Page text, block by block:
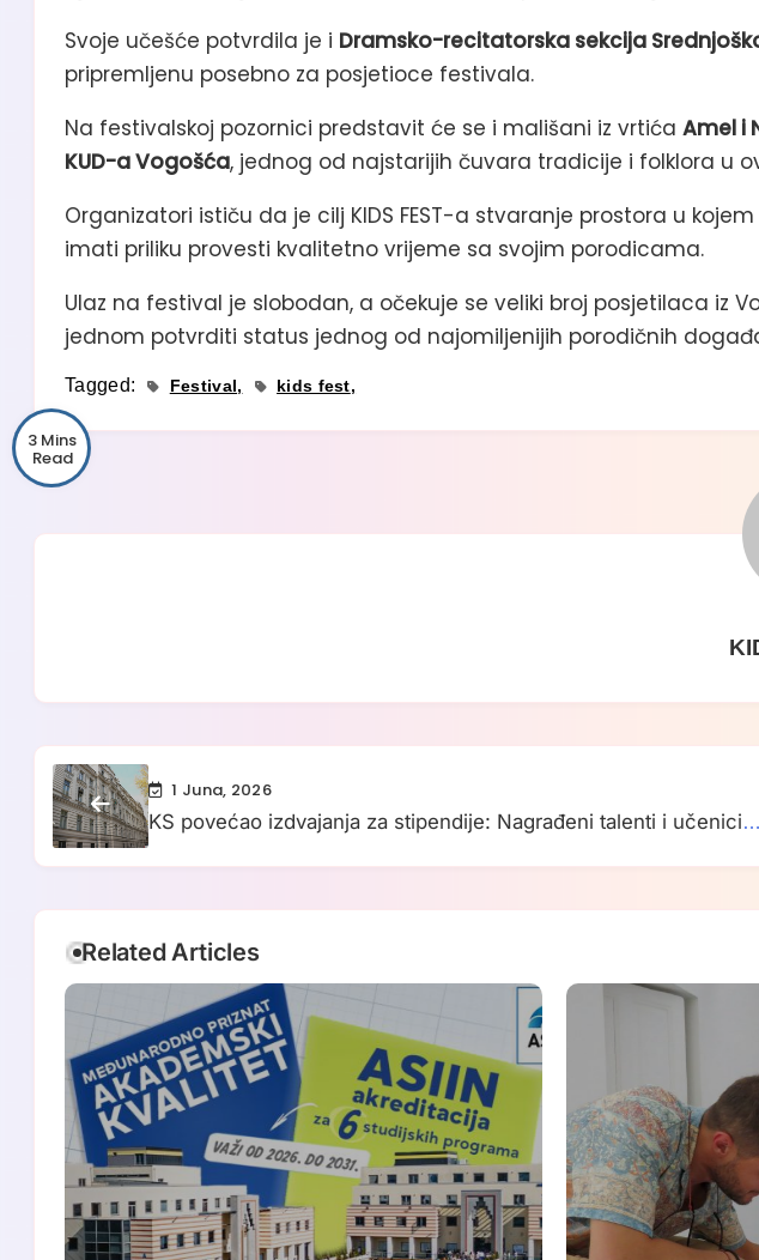
Svoje učešće potvrdila je i Dramsko-recitatorska sekcija
pripremljenu posebno za posjetioce festivala.
Na festivalskoj pozornici predstavit će se i mališani iz vrtića Amel i
KUD-a Vogošća, jednog od najstarijih čuvara tradicije i folklora u
Organizatori ističu da je cilj KIDS FEST-a stvaranje prostora u
imati priliku provesti kvalitetno vrijeme sa svojim porodicama.
Ulaz na festival je slobodan, a očekuje se veliki broj posjetilaca iz
jednom potvrditi status jednog od najomiljenijih porodičnih
Tagged: Festival kids fest
1 Juna, 2026
KS povećao izdvajanja za stipendije: Nagrađeni talenti i učenici
Related Articles
3 Mins